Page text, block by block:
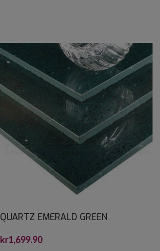
QUARTZ EMERALD GREEN
kr1,699.90